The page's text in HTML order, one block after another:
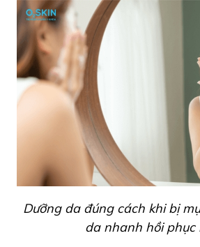
Dưỡng da đúng cách khi bị
da nhanh hồi phục